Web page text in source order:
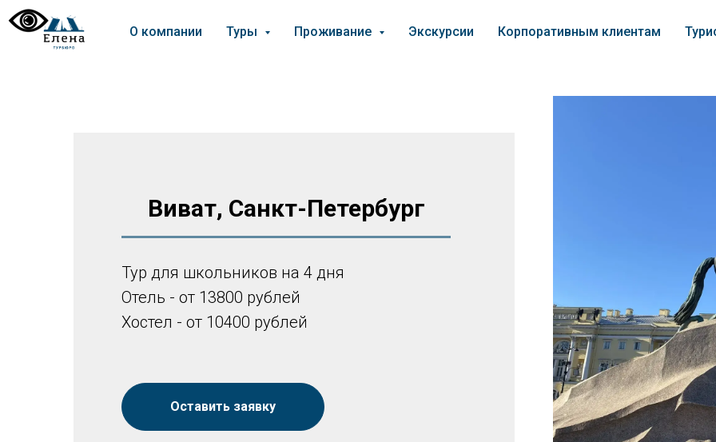
О компании Туры Проживание Экскурсии Корпоративным клиентам
Виват, Санкт-Петербург
Тур для школьников на 4 дня
Отель - от 13800 рублей
Хостел - от 10400 рублей
Оставить заявку